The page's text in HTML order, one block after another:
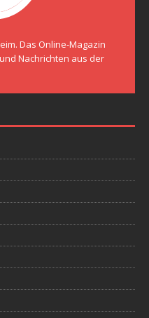
Das Online-Magazin
Nachrichten aus der